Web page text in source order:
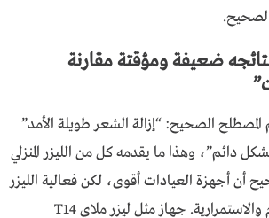
ضعيفة ومؤقتة مقارنة
المصطلح الصحيح: “إزالة الشعر طويلة الأمد”
دائم”، وهذا ما يقدمه كل من الليزر المنزلي
أن أجهزة العيادات أقوى، لكن فعالية الليزر
المنزلي تكمن في الانتظام والاستمرارية. جهاز مثل ليزر ملاي T14